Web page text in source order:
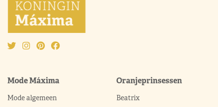
Mode Máxima
Mode algemeen
Oranjeprinsessen
Beatrix